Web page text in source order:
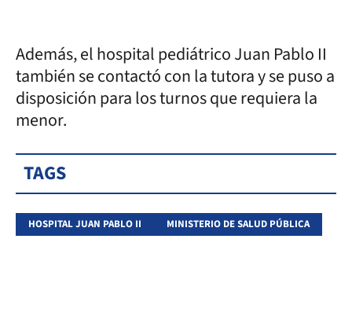
Además, el hospital pediátrico Juan Pablo II
también se contactó con la tutora y se puso a
disposición para los turnos que requiera la
menor.
TAGS
HOSPITAL JUAN PABLO II MINISTERIO DE SALUD PÚBLICA